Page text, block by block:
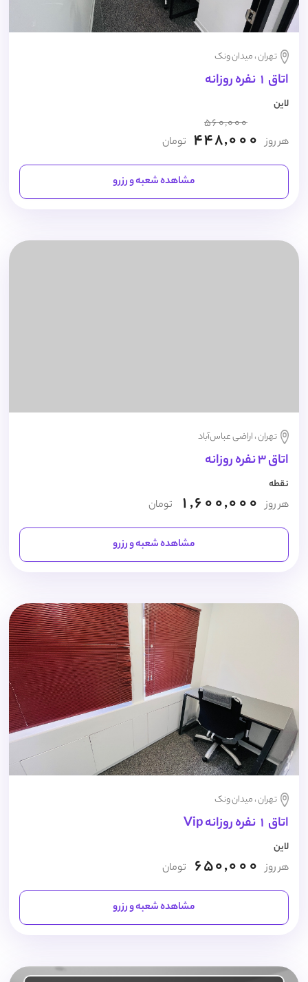
تهران ، میدان ونک
اتاق 1 نفره روزانه
لاین
هر روز
560,000
448,000 تومان
مشاهده شعبه و رزرو
تهران ، اراضی عباس‌آباد
اتاق 3 نفره روزانه
نقطه
هر روز 1,600,000 تومان
مشاهده شعبه و رزرو
تهران ، میدان ونک
اتاق 1 نفره روزانه Vip
لاین
هر روز 650,000 تومان
مشاهده شعبه و رزرو